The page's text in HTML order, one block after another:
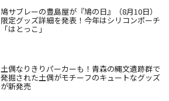
鳩サブレーの豊島屋が『鳩の日』（8月10日）
限定グッズ詳細を発表！今年はシリコンポーチ
「はとっこ」
土偶なりきりパーカーも！青森の縄文遺跡群で
発掘された土偶がモチーフのキュートなグッズ
が新発売